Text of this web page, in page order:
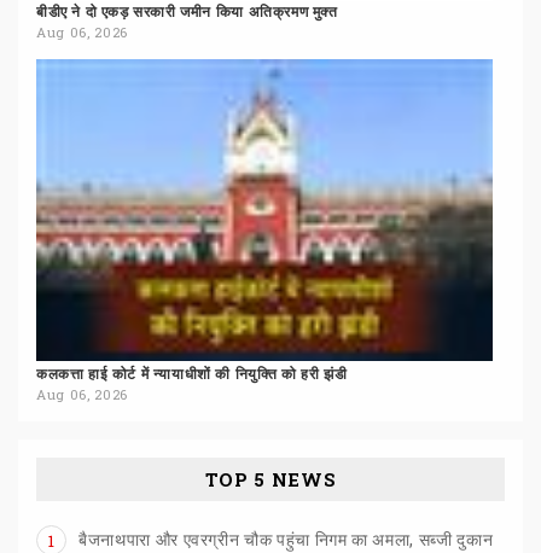
बीडीए ने दो एकड़ सरकारी जमीन किया अतिक्रमण मुक्त
Aug 06, 2026
कलकत्ता हाई कोर्ट में न्यायाधीशों की नियुक्ति को हरी झंडी
Aug 06, 2026
TOP 5 NEWS
1
बैजनाथपारा और एवरग्रीन चौक पहुंचा निगम का अमला, सब्जी दुकान